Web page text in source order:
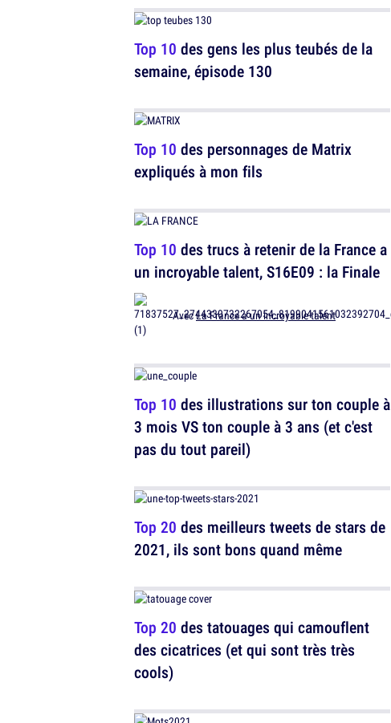
Top 10 des gens les plus teubés de la
semaine, épisode 130
Top 10 des personnages de Matrix
expliqués à mon fils
Top 10 des trucs à retenir de la France a
un incroyable talent, S16E09 : la Finale
AvecLa France a un incroyable talent
Top 10 des illustrations sur ton couple à
3 mois VS ton couple à 3 ans (et c'est
pas du tout pareil)
Top 20 des meilleurs tweets de stars de
2021, ils sont bons quand même
Top 20 des tatouages qui camouflent
des cicatrices (et qui sont très très
cools)